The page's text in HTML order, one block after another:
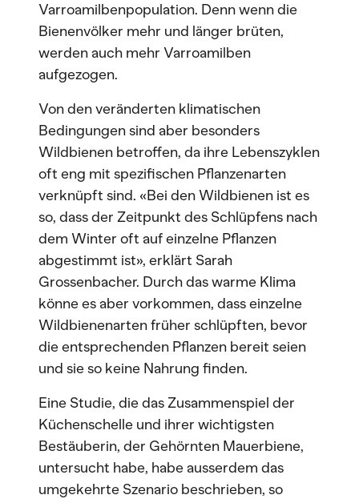
Varroamilbenpopulation. Denn wenn die
Bienenvölker mehr und länger brüten,
werden auch mehr Varroamilben
aufgezogen.
Von den veränderten klimatischen
Bedingungen sind aber besonders
Wildbienen betroffen, da ihre Lebenszyklen
oft eng mit spezifischen Pflanzenarten
verknüpft sind. «Bei den Wildbienen ist es
so, dass der Zeitpunkt des Schlüpfens nach
dem Winter oft auf einzelne Pflanzen
abgestimmt ist», erklärt Sarah
Grossenbacher. Durch das warme Klima
könne es aber vorkommen, dass einzelne
Wildbienenarten früher schlüpften, bevor
die entsprechenden Pflanzen bereit seien
und sie so keine Nahrung finden.
Eine Studie, die das Zusammenspiel der
Küchenschelle und ihrer wichtigsten
Bestäuberin, der Gehörnten Mauerbiene,
untersucht habe, habe ausserdem das
umgekehrte Szenario beschrieben, so